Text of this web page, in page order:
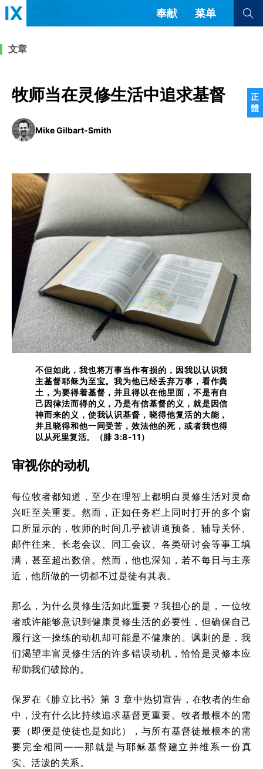
正
體
奉献 菜单
福音传讲与宣教 成员制与教会纪律
团契生活与祷告
查看全部
查看全部
简体中文 正體中文
英语
西班牙语
葡萄牙语
俄语
乌兹别克语
达里语
波斯语
法语
罗马尼亚语
越南语
意大利语
德语
韩语
土耳其语
阿拉伯语
阿尔巴尼亚语
塞尔维亚语 柬埔寨语
文章
牧师当在灵修生活中追求基督
Mike Gilbart-Smith
不但如此，我也将万事当作有损的，因我以认识我
主基督耶稣为至宝。我为他已经丢弃万事，看作粪
土，为要得着基督，并且得以在他里面，不是有自
己因律法而得的义，乃是有信基督的义，就是因信
神而来的义，使我认识基督，晓得他复活的大能，
并且晓得和他一同受苦，效法他的死，或者我也得
以从死里复活。（腓 3:8-11）
审视你的动机
每位牧者都知道，至少在理智上都明白灵修生活对灵命
兴旺至关重要。然而，正如任务栏上同时打开的多个窗
口所显示的，牧师的时间几乎被讲道预备、辅导关怀、
邮件往来、长老会议、同工会议、各类研讨会等事工填
满，甚至超出数倍。然而，他也深知，若不每日与主亲
近，他所做的一切都不过是徒有其表。
那么，为什么灵修生活如此重要？我担心的是，一位牧
者或许能够意识到健康灵修生活的必要性，但确保自己
履行这一操练的动机却可能是不健康的。讽刺的是，我
们渴望丰富灵修生活的许多错误动机，恰恰是灵修本应
帮助我们破除的。
保罗在《腓立比书》第 3 章中热切宣告，在牧者的生命
中，没有什么比持续追求基督更重要。牧者最根本的需
要（即便是使徒也是如此），与所有基督徒最根本的需
要完全相同——那就是与耶稣基督建立并维系一份真
实、活泼的关系。